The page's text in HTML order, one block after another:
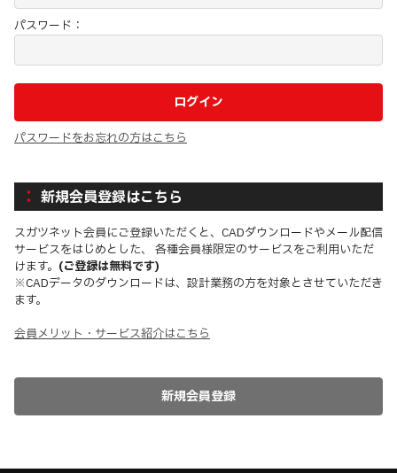
パスワード：
パスワードをお忘れの方はこちら
新規会員登録はこちら
スガツネット会員にご登録いただくと、CADダウンロードやメール配信
サービスをはじめとした、 各種会員様限定のサービスをご利用いただ
けます。 (ご登録は無料です)
※CADデータのダウンロードは、設計業務の方を対象とさせていただき
ます。
会員メリット・サービス紹介はこちら